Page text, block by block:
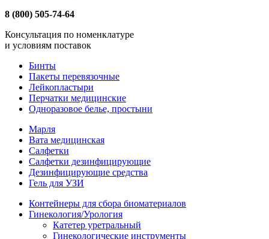
8 (800) 505-74-64
Консультация по номенклатуре
и условиям поставок
Бинты
Пакеты перевязочные
Лейкопластыри
Перчатки медицинские
Одноразовое белье, простыни
Марля
Вата медицинская
Салфетки
Салфетки дезинфицирующие
Дезинфицирующие средства
Гель для УЗИ
Контейнеры для сбора биоматериалов
Гинекология/Урология
Катетер уретральный
Гинекологические инструменты